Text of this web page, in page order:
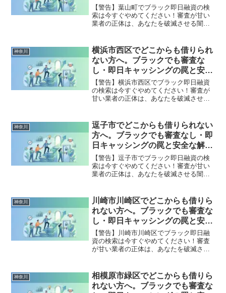
策
【警告】葉山町でブラック即日融資の検
索は今すぐやめてください！審査が甘い
業者の正体は、あなたを破滅させる闇金
町で違法業者を避け、借金地獄から抜け
出した方々の実体験と確実な解決策を完
全公開。
神奈川
横浜市西区でどこからも借りられ
ない方へ。ブラックでも審査な
し・即日キャッシングの罠と安全
な解決策
【警告】横浜市西区でブラック即日融資
の検索は今すぐやめてください！審査が
甘い業者の正体は、あなたを破滅させる
横浜市西区で違法業者を避け、借金地獄
から抜け出した方々の実体験と確実な解
決策を完全公開。
神奈川
逗子市でどこからも借りられない
方へ。ブラックでも審査なし・即
日キャッシングの罠と安全な解決
策
【警告】逗子市でブラック即日融資の検
索は今すぐやめてください！審査が甘い
業者の正体は、あなたを破滅させる闇金
市で違法業者を避け、借金地獄から抜け
出した方々の実体験と確実な解決策を完
全公開。
神奈川
川崎市川崎区でどこからも借りら
れない方へ。ブラックでも審査な
し・即日キャッシングの罠と安全
な解決策
【警告】川崎市川崎区でブラック即日融
資の検索は今すぐやめてください！審査
が甘い業者の正体は、あなたを破滅させ
す。川崎市川崎区で違法業者を避け、借
金地獄から抜け出した方々の実体験と確
実な解決策を完全公開。
神奈川
相模原市緑区でどこからも借りら
れない方へ。ブラックでも審査な